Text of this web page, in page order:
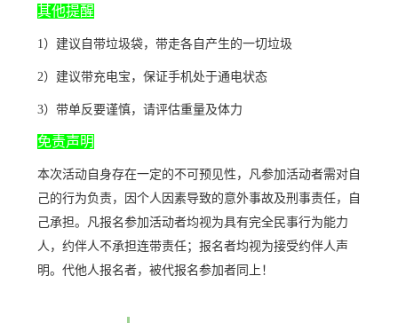
其他提醒
1）建议自带垃圾袋，带走各自产生的一切垃圾
2）建议带充电宝，保证手机处于通电状态
3）带单反要谨慎，请评估重量及体力
免责声明
本次活动自身存在一定的不可预见性，凡参加活动者需对自
己的行为负责，因个人因素导致的意外事故及刑事责任，自
己承担。凡报名参加活动者均视为具有完全民事行为能力
人，约伴人不承担连带责任；报名者均视为接受约伴人声
明。代他人报名者，被代报名参加者同上！